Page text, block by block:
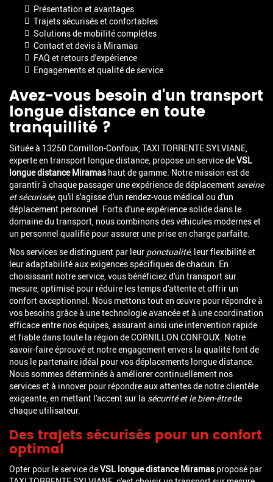
Présentation et avantages
Trajets sécurisés et confortables
Solutions de mobilité complètes
Contact et devis à Miramas
FAQ et retours d'expérience
Engagements et qualité de service
Avez-vous besoin d'un transport
longue distance en toute
tranquillité ?
Située à 13250 Cornillon-Confoux, TAXI TORRENTE SYLVIANE,
experte en transport longue distance, propose un service deVSL
longue distance Miramashaut de gamme. Notre mission est de
garantir à chaque passager une expérience de déplacement sereine
et sécurisée, qu'il s'agisse d'un rendez-vous médical ou d'un
déplacement personnel. Forts d'une expérience solide dans le
domaine du transport, nous combinons des véhicules modernes et
un personnel qualifié pour assurer une prise en charge parfaite.
Nos services se distinguent par leur ponctualité, leur flexibilité et
leur adaptabilité aux exigences spécifiques de chacun. En
choisissant notre service, vous bénéficiez d'un transport sur
mesure, optimisé pour réduire les temps d'attente et offrir un
confort exceptionnel. Nous mettons tout en œuvre pour répondre à
vos besoins grâce à une technologie avancée et à une coordination
efficace entre nos équipes, assurant ainsi une intervention rapide
et fiable dans toute la région de CORNILLON CONFOUX. Notre
savoir-faire éprouvé et notre engagement envers la qualité font de
nous le partenaire idéal pour vos déplacements longue distance.
Nous sommes déterminés à améliorer continuellement nos
services et à innover pour répondre aux attentes de notre clientèle
exigeante, en mettant l'accent sur la sécurité et le bien-êtrede
chaque utilisateur.
Des trajets sécurisés pour un confort
optimal
Opter pour le service deVSL longue distance Miramasproposé par